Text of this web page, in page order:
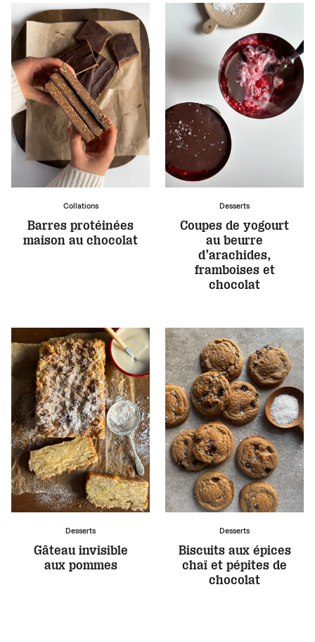
Collations
Barres protéinées
maison au chocolat
Desserts
Coupes de yogourt
au beurre
d’arachides,
framboises et
chocolat
Desserts
Gâteau invisible
aux pommes
Desserts
Biscuits aux épices
chaï et pépites de
chocolat